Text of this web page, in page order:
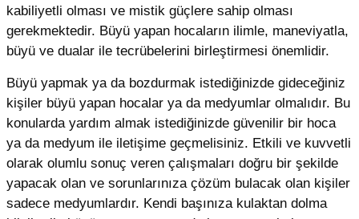
kabiliyetli olması ve mistik güçlere sahip olması
gerekmektedir. Büyü yapan hocaların ilimle, maneviyatla,
büyü ve dualar ile tecrübelerini birleştirmesi önemlidir.
Büyü yapmak ya da bozdurmak istediğinizde gideceğiniz
kişiler büyü yapan hocalar ya da medyumlar olmalıdır. Bu
konularda yardım almak istediğinizde güvenilir bir hoca
ya da medyum ile iletişime geçmelisiniz. Etkili ve kuvvetli
olarak olumlu sonuç veren çalışmaları doğru bir şekilde
yapacak olan ve sorunlarınıza çözüm bulacak olan kişiler
sadece medyumlardır. Kendi başınıza kulaktan dolma